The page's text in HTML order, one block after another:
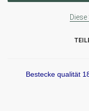
Bestecke qualität